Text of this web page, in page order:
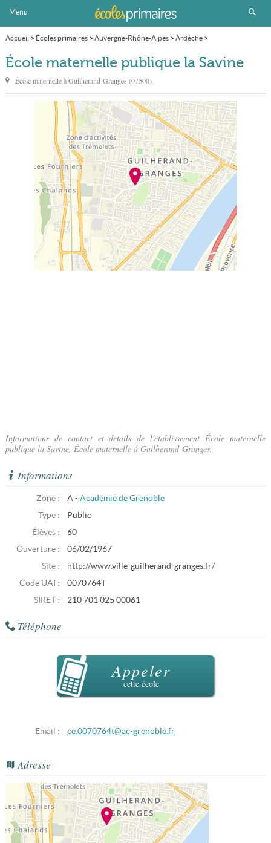
Menu
Accueil > Écoles primaires> Auvergne-Rhône-Alpes> Ardèche>
Guilherand-Granges École maternelle publique la Savine
École maternelle publique la Savine
École maternelle àGuilherand-Granges (07500)
Informations de contact et détails de l'établissement École maternelle
publique la Savine, École maternelle à Guilherand-Granges.
Informations
Zone : A - Académie de Grenoble
Type :
Public
Élèves :
60
Ouverture :
06/02/1967
Site :
http://www.ville-guilherand-granges.fr/
Code UAI :
0070764T
SIRET :
210 701 025 00061
Téléphone
Appeler
cette école
Email : ce.0070764t@ac-grenoble.fr
Adresse